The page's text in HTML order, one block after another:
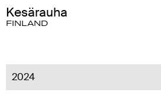
Kesärauha
FINLAND
2024